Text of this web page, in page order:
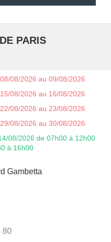
PARIS
Gambetta
80
08/2026 au 09/08/2026
08/2026 au 16/08/2026
08/2026 au 23/08/2026
08/2026 au 30/08/2026
08/2026 de 07h00 à 12h00
à 16h00